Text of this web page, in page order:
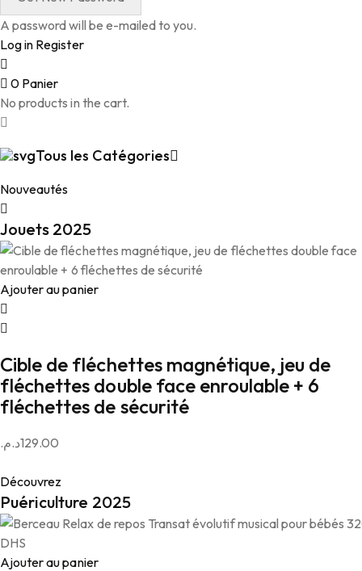
A password will be e-mailed to you.
Log in Register
0 Panier
No products in the cart.
Tous les Catégories
Nouveautés
Jouets 2025
Ajouter au panier
Cible de fléchettes magnétique, jeu de
fléchettes double face enroulable + 6
fléchettes de sécurité
129.00د.م.
Découvrez
Puériculture 2025
Ajouter au panier